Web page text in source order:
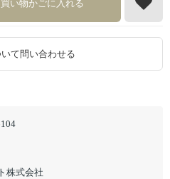
株式会社
買い物かごに入れる
て問い合わせる